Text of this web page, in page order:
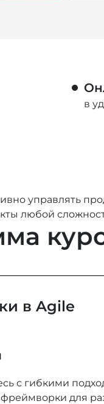
в
управлять
любой
в Agile
с гибкими
для